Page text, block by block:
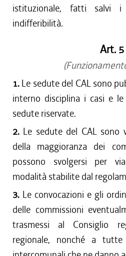
istituzionale, fatti salvi
indifferibilità.
Art. 5
1. Le sedute del CAL sono
interno disciplina i casi e
sedute riservate.
2. Le sedute del CAL sono
della maggioranza dei
possono svolgersi per
modalità stabilite dal
3. Le convocazioni e gli
delle commissioni
trasmessi al Consiglio
regionale, nonché a